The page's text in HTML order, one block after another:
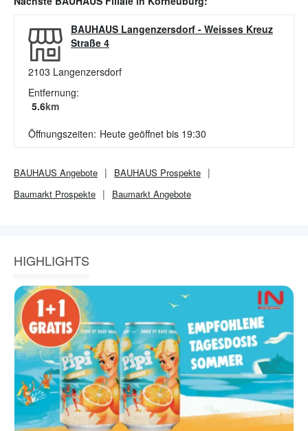
BAUHAUS Langenzersdorf - Weisses Kreuz
Straße 4
2103 Langenzersdorf
Entfernung:
5.6km
Öffnungszeiten: Heute geöffnet bis 19:30
BAUHAUS Angebote BAUHAUS Prospekte
Baumarkt Prospekte Baumarkt Angebote
HIGHLIGHTS